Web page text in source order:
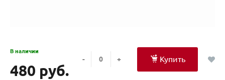
В наличии
480 руб.
- + Купить